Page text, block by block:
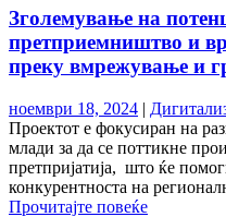
Зголемување на
претприемништво и
преку вмрежување и
ноември 18, 2024 |
Проектот е фокусиран на
млади за да се поттикне
претпријатија, што ќе
конкурентноста на
Прочитајте повеќе